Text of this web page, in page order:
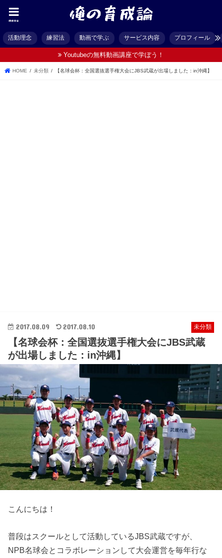
menu
活動理念 練習法 動画で学ぶ サービス内容 プロフィール
Youtubeの無料動画講座で学ぼう！
HOME 未分類 【名球会杯：全国選抜選手権大会にJBS武蔵が出場しました：in沖縄】
未分類
2017.08.09 2017.08.10
【名球会杯：全国選抜選手権大会にJBS武蔵
が出場しました：in沖縄】
こんにちは！
普段はスクールとして活動しているJBS武蔵ですが、
NPB名球会とコラボレーションして大会運営を毎年行な